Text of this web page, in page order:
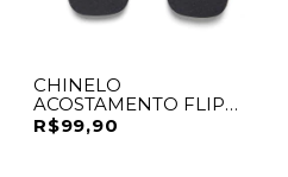
CHINELO
ACOSTAMENTO FLIP
FLOP
R$99,90